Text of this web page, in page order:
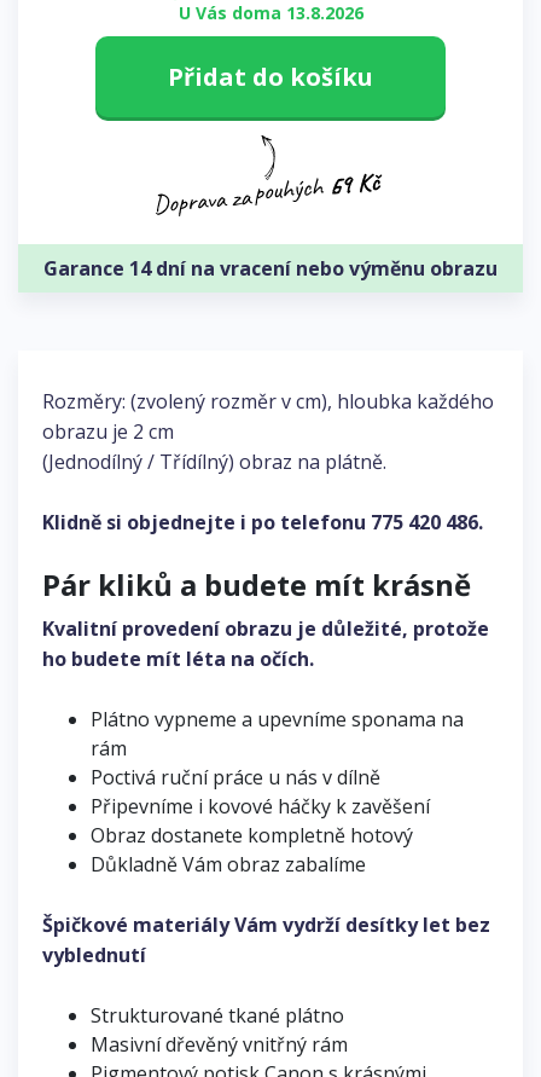
Rozměry: (zvolený rozměr v cm), hloubka každého
obrazu je 2 cm
(Jednodílný / Třídílný) obraz na plátně.
Klidně si objednejte i po telefonu 775 420 486.
Pár kliků a budete mít krásně
Kvalitní provedení obrazu je důležité, protože
ho budete mít léta na očích.
Plátno vypneme a upevníme sponama na
rám
Poctivá ruční práce u nás v dílně
Připevníme i kovové háčky k zavěšení
Obraz dostanete kompletně hotový
Důkladně Vám obraz zabalíme
Špičkové materiály Vám vydrží desítky let bez
vyblednutí
Strukturované tkané plátno
Masivní dřevěný vnitřný rám
U Vás doma 13.8.2026
Přidat do košíku
Garance 14 dní na vracení nebo výměnu obrazu